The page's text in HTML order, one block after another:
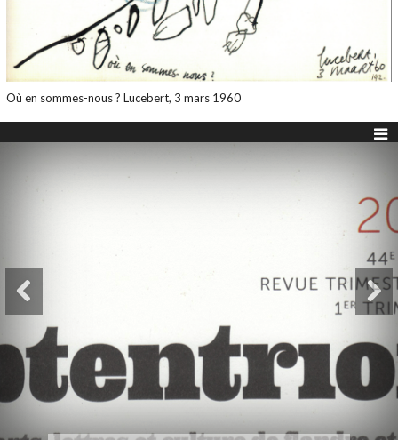
Où en sommes-nous ? Lucebert, 3 mars 1960